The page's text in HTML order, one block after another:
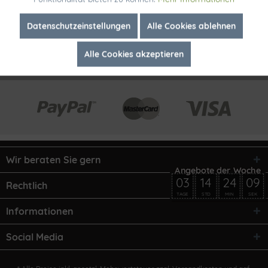
Wir beraten Sie gern
Rechtlich
Informationen
Social Media
Marketing Inaktiv
Datenschutzeinstellungen Alle Cookies ablehnen
Alle Cookies akzeptieren
03
TAGE
14
STD
24
MIN
09
SEK